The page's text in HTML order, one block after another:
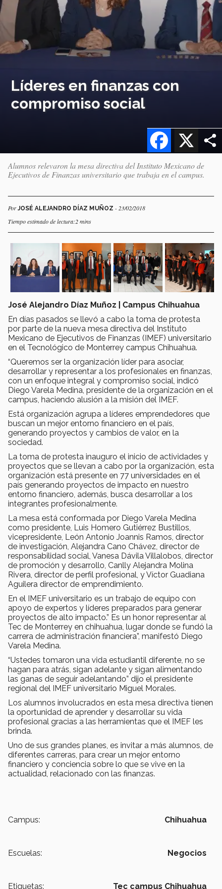
Líderes en finanzas con
compromiso social
X
Facebook
Alumnos relevaron la mesa directiva del Instituto Mexicano de
Ejecutivos de Finanzas universitario que trabaja en el campus.
PorJOSÉ ALEJANDRO DÍAZ MUÑOZ - 23/02/2018
Tiempo estimado de lectura:2 mins
José Alejandro Díaz Muñoz | Campus Chihuahua
En días pasados se llevó a cabo la toma de protesta
por parte de la nueva mesa directiva del Instituto
Mexicano de Ejecutivos de Finanzas (IMEF) universitario
en el Tecnológico de Monterrey campus Chihuahua.
“Queremos ser la organización líder para asociar,
desarrollar y representar a los profesionales en finanzas,
con un enfoque integral y compromiso social, indicó
Diego Varela Medina, presidente de la organización en el
campus, haciendo alusión a la misión del IMEF.
Está organización agrupa a líderes emprendedores que
buscan un mejor entorno financiero en el país,
generando proyectos y cambios de valor, en la
sociedad.
La toma de protesta inauguro el inicio de actividades y
proyectos que se llevan a cabo por la organización, esta
organización está presente en 77 universidades en el
país generando proyectos de impacto en nuestro
entorno financiero, además, busca desarrollar a los
integrantes profesionalmente.
La mesa está conformada por Diego Varela Medina
como presidente, Luis Homero Gutiérrez Bustillos,
vicepresidente, León Antonio Joannis Ramos, director
de investigación, Alejandra Cano Chávez, director de
responsabilidad social, Vanesa Dávila Villalobos, director
de promoción y desarrollo, Canlly Alejandra Molina
Rivera, director de perfil profesional, y Víctor Guadiana
Aguilera director de emprendimiento.
En el IMEF universitario es un trabajo de equipo con
apoyo de expertos y líderes preparados para generar
proyectos de alto impacto.” Es un honor representar al
Tec de Monterrey en chihuahua, lugar donde se fundó la
carrera de administración financiera”, manifestó Diego
Varela Medina.
“Ustedes tomaron una vida estudiantil diferente, no se
hagan para atrás, sigan adelante y sigan alimentando
las ganas de seguir adelantando” dijo el presidente
regional del IMEF universitario Miguel Morales.
Los alumnos involucrados en esta mesa directiva tienen
la oportunidad de aprender y desarrollar su vida
profesional gracias a las herramientas que el IMEF les
brinda.
Uno de sus grandes planes, es invitar a más alumnos, de
diferentes carreras, para crear un mejor entorno
financiero y conciencia sobre lo que se vive en la
actualidad, relacionado con las finanzas.
Campus: Chihuahua
Escuelas: Negocios
Etiquetas: Tec campus Chihuahua